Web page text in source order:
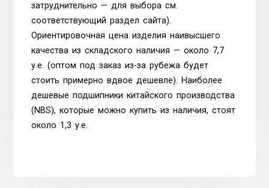
затруднительно — для выбора см.
соответствующий раздел сайта).
Ориентировочная цена изделия наивысшего
качества из складского наличия — около 7,7
у.е. (оптом под заказ из-за рубежа будет
стоить примерно вдвое дешевле). Наиболее
дешевые подшипники китайского производства
(NBS), которые можно купить из наличия, стоят
около 1,3 у.е.